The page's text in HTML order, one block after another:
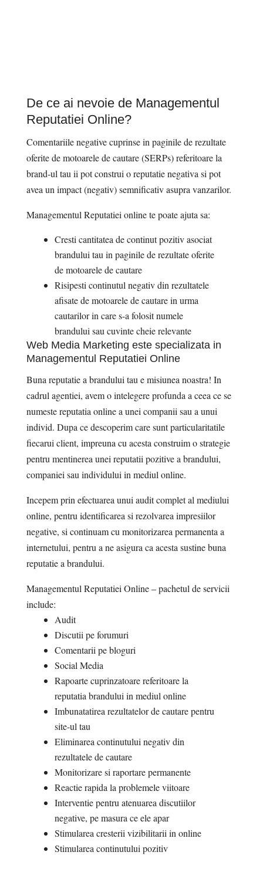
De ce ai nevoie de Managementul
Reputatiei Online?
Comentariile negative cuprinse in paginile de rezultate
oferite de motoarele de cautare (SERPs) referitoare la
brand-ul tau ii pot construi o reputatie negativa si pot
avea un impact (negativ) semnificativ asupra vanzarilor.
Managementul Reputatiei online te poate ajuta sa:
Cresti cantitatea de continut pozitiv asociat
brandului tau in paginile de rezultate oferite
de motoarele de cautare
Risipesti continutul negativ din rezultatele
afisate de motoarele de cautare in urma
cautarilor in care s-a folosit numele
brandului sau cuvinte cheie relevante
Web Media Marketing este specializata in
Managementul Reputatiei Online
Buna reputatie a brandului tau e misiunea noastra! In
cadrul agentiei, avem o intelegere profunda a ceea ce se
numeste reputatia online a unei companii sau a unui
individ. Dupa ce descoperim care sunt particularitatile
fiecarui client, impreuna cu acesta construim o strategie
pentru mentinerea unei reputatii pozitive a brandului,
companiei sau individului in mediul online.
Incepem prin efectuarea unui audit complet al mediului
online, pentru identificarea si rezolvarea impresiilor
negative, si continuam cu monitorizarea permanenta a
internetului, pentru a ne asigura ca acesta sustine buna
reputatie a brandului.
Managementul Reputatiei Online – pachetul de servicii
include:
Audit
Discutii pe forumuri
Comentarii pe bloguri
Social Media
Rapoarte cuprinzatoare referitoare la
reputatia brandului in mediul online
Imbunatatirea rezultatelor de cautare pentru
site-ul tau
Eliminarea continutului negativ din
rezultatele de cautare
Monitorizare si raportare permanente
Reactie rapida la problemele viitoare
Interventie pentru atenuarea discutiilor
negative, pe masura ce ele apar
Stimularea cresterii vizibilitarii in online
Stimularea continutului pozitiv